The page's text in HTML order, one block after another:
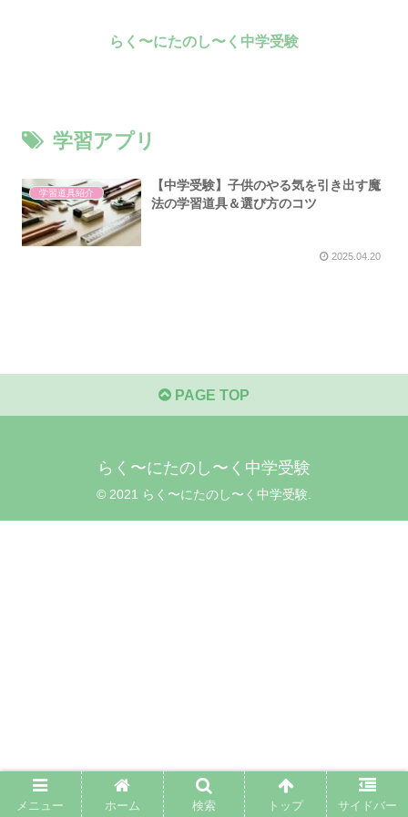
らく〜にたのし〜く中学受験
学習アプリ
学習道具紹介
【中学受験】子供のやる気を引き出す魔
法の学習道具＆選び方のコツ
2025.04.20
PAGE TOP
らく〜にたのし〜く中学受験
© 2021 らく〜にたのし〜く中学受験.
メニュー ホーム 検索 トップ サイドバー